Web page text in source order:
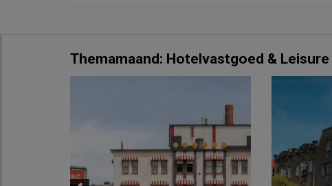
Themamaand: Hotelvastgoed & Leisure